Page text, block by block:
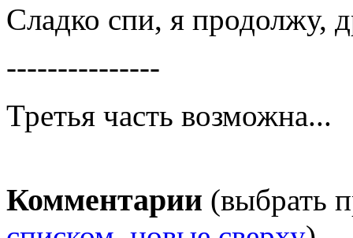
Сладко спи, я продолжу,
---------------
Третья часть возможна...
Комментарии (выбрать